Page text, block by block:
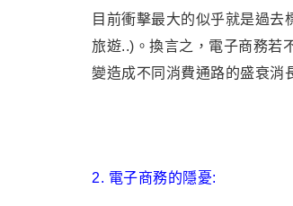
目前衝擊最大的似乎就是過去
旅遊..) 。 換言之，電子商務若
變造成不同消費通路的盛衰消
2. 電子商務的隱憂: